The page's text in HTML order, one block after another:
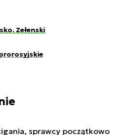
Zełenski
sprawcy początkowo